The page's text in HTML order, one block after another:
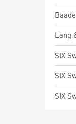
Lang
SIX
SIX
SIX